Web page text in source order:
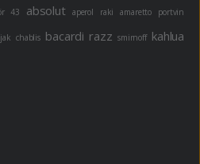
43 absolut aperol raki amaretto portvin
chablis bacardi razz smirnoff kahlua